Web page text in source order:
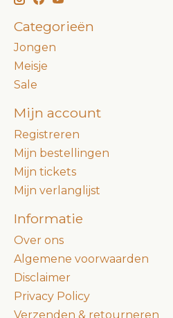
Categorieën
Jongen
Meisje
Sale
Mijn account
Registreren
Mijn bestellingen
Mijn tickets
Mijn verlanglijst
Informatie
Over ons
Algemene voorwaarden
Disclaimer
Privacy Policy
Verzenden & retourneren